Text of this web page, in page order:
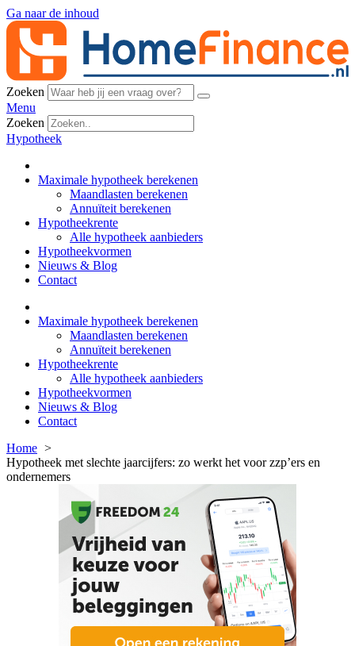
Ga naar de inhoud
Zoeken
Menu
Zoeken
Hypotheek
Maximale hypotheek berekenen
Maandlasten berekenen
Annuïteit berekenen
Hypotheekrente
Alle hypotheek aanbieders
Hypotheekvormen
Nieuws & Blog
Contact
Maximale hypotheek berekenen
Maandlasten berekenen
Annuïteit berekenen
Hypotheekrente
Alle hypotheek aanbieders
Hypotheekvormen
Nieuws & Blog
Contact
Home
Hypotheek met slechte jaarcijfers: zo werkt het voor zzp’ers en
ondernemers